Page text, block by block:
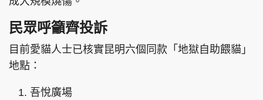
民眾呼籲齊投訴
目前愛貓人士已核實昆明六個同款「地獄自助餵貓」
地點：
吾悅廣場